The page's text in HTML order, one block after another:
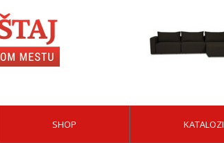
SHOP KATALOZI